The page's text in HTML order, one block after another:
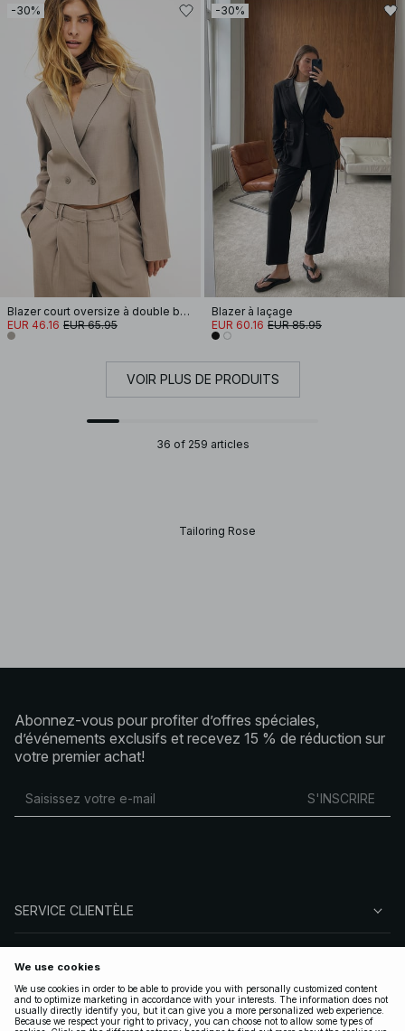
-30%
Blazer court oversize à double boutonnage
EUR 46.16 EUR 65.95
-30%
Blazer à laçage
EUR 60.16 EUR 85.95
VOIR PLUS DE PRODUITS
36 of 259 articles
Tailoring Rose
Abonnez-vous pour profiter d’offres spéciales,
d’événements exclusifs et recevez 15 % de réduction sur
votre premier achat!
S'INSCRIRE
SERVICE CLIENTÈLE
SUIVEZ-NOUS